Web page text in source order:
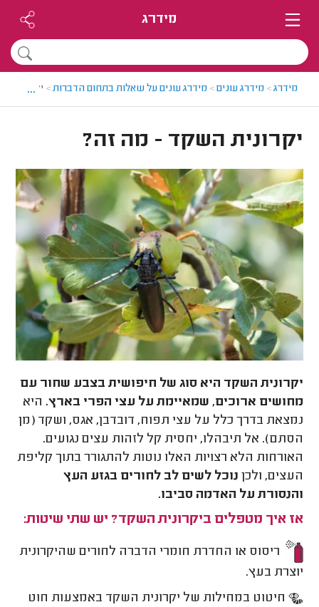
מידרג
מידרג> מידרג עונים> מידרג עונים על שאלות בתחום הדברות> יקרונית
...
יקרונית השקד - מה זה?
יקרונית השקד היא סוג של חיפושית בצבע שחור עם
מחושים ארוכים, שמאיימת על עצי הפרי בארץ. היא
נמצאת בדרך כלל על עצי תפוח, דובדבן, אגס, ושקד (מן
הסתם). אל תיבהלו, יחסית קל לזהות עצים נגועים.
האורחות הלא רצויות האלו נוטות להתגורר בתוך קליפת
העצים, ולכן נוכל לשים לב לחורים בגזע העץ
והנסורת על האדמה סביבו.
אז איך מטפלים ביקרונית השקד? יש שתי שיטות:
ריסוס או החדרת חומרי הדברה לחורים שהיקרונית
יוצרת בעץ.
חיטוט במחילות של יקרונית השקד באמצעות חוט